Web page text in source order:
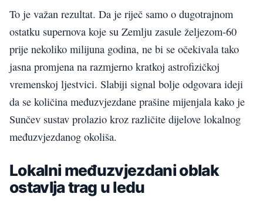
To je važan rezultat. Da je riječ samo o dugotrajnom
ostatku supernova koje su Zemlju zasule željezom-60
prije nekoliko milijuna godina, ne bi se očekivala tako
jasna promjena na razmjerno kratkoj astrofizičkoj
vremenskoj ljestvici. Slabiji signal bolje odgovara ideji
da se količina međuzvjezdane prašine mijenjala kako je
Sunčev sustav prolazio kroz različite dijelove lokalnog
međuzvjezdanog okoliša.
Lokalni međuzvjezdani oblak
ostavlja trag u ledu